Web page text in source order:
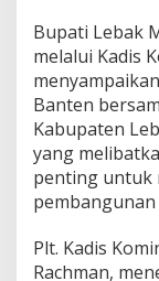
Bupati Lebak
melalui Kadis
Banten
Kabupaten
yang
penting untuk
pembangunan
Plt. Kadis
Rachman,